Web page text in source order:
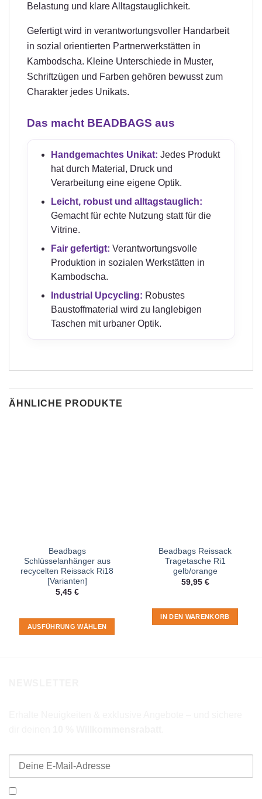
Belastung und klare Alltagstauglichkeit.
Gefertigt wird in verantwortungsvoller Handarbeit
in sozial orientierten Partnerwerkstätten in
Kambodscha. Kleine Unterschiede in Muster,
Schriftzügen und Farben gehören bewusst zum
Charakter jedes Unikats.
Das macht BEADBAGS aus
Handgemachtes Unikat: Jedes Produkt
hat durch Material, Druck und
Verarbeitung eine eigene Optik.
Leicht, robust und alltagstauglich:
Gemacht für echte Nutzung statt für die
Vitrine.
Fair gefertigt: Verantwortungsvolle
Produktion in sozialen Werkstätten in
Kambodscha.
Industrial Upcycling: Robustes
Baustoffmaterial wird zu langlebigen
Taschen mit urbaner Optik.
ÄHNLICHE PRODUKTE
Beadbags
Schlüsselanhänger aus
recycelten Reissack Ri18
[Varianten]
5,45 €
AUSFÜHRUNG WÄHLEN
der
Produktseite
Beadbags Reissack
Tragetasche Ri1
gelb/orange
59,95 €
IN DEN WARENKORB